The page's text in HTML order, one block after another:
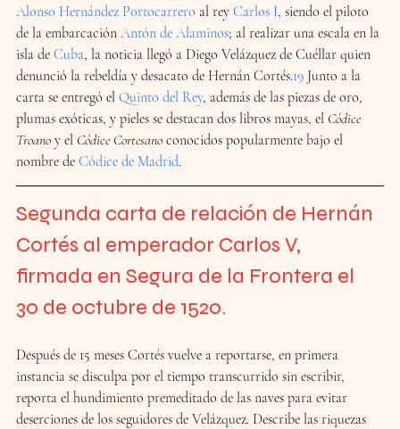
Alonso Hernández Portocarrero al rey Carlos I, siendo el piloto
de la embarcación Antón de Alaminos; al realizar una escala en la
isla de Cuba, la noticia llegó a Diego Velázquez de Cuéllar quien
denunció la rebeldía y desacato de Hernán Cortés.19 ​ Junto a la
carta se entregó el Quinto del Rey, además de las piezas de oro,
plumas exóticas, y pieles se destacan dos libros mayas, el Códice
Troano y el Códice Cortesano conocidos popularmente bajo el
nombre de Códice de Madrid.
Segunda carta de relación de Hernán
Cortés al emperador Carlos V,
firmada en Segura de la Frontera el
30 de octubre de 1520.
Después de 15 meses Cortés vuelve a reportarse, en primera
instancia se disculpa por el tiempo transcurrido sin escribir,
reporta el hundimiento premeditado de las naves para evitar
deserciones de los seguidores de Velázquez. Describe las riquezas